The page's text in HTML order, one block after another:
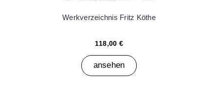
Werkverzeichnis Fritz Köthe
118,00 €
ansehen